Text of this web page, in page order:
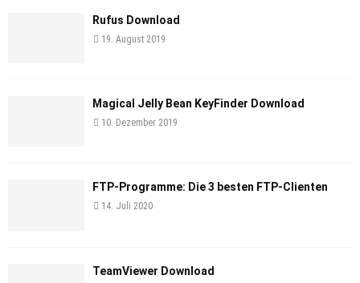
Rufus Download
19. August 2019
Magical Jelly Bean KeyFinder Download
10. Dezember 2019
FTP-Programme: Die 3 besten FTP-Clienten
14. Juli 2020
TeamViewer Download